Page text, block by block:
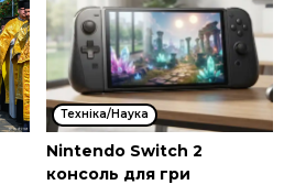
Техніка/Наука
Nintendo Switch 2
консоль для гри